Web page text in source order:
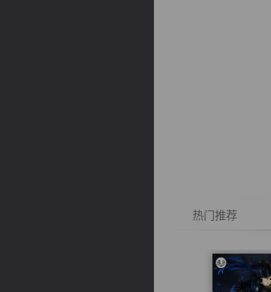
热门推荐